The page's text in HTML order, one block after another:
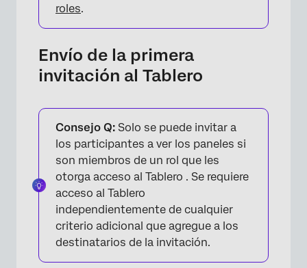
roles.
Envío de la primera
invitación al Tablero
Consejo Q: Solo se puede invitar a
los participantes a ver los paneles si
son miembros de un rol que les
otorga acceso al Tablero . Se requiere
acceso al Tablero
independientemente de cualquier
criterio adicional que agregue a los
destinatarios de la invitación.